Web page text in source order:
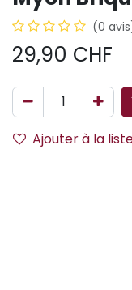
(0
29,90 CHF
Ajouter à la